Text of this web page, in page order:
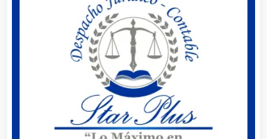
Buceo
Cafeterías
Cajas de Ahorro